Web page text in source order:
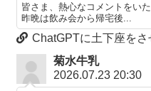
皆さま、熱心なコメントをい
昨晩は飲み会から帰宅後...
ChatGPTに土下座をさ
菊水牛乳
2026.07.23 20:30